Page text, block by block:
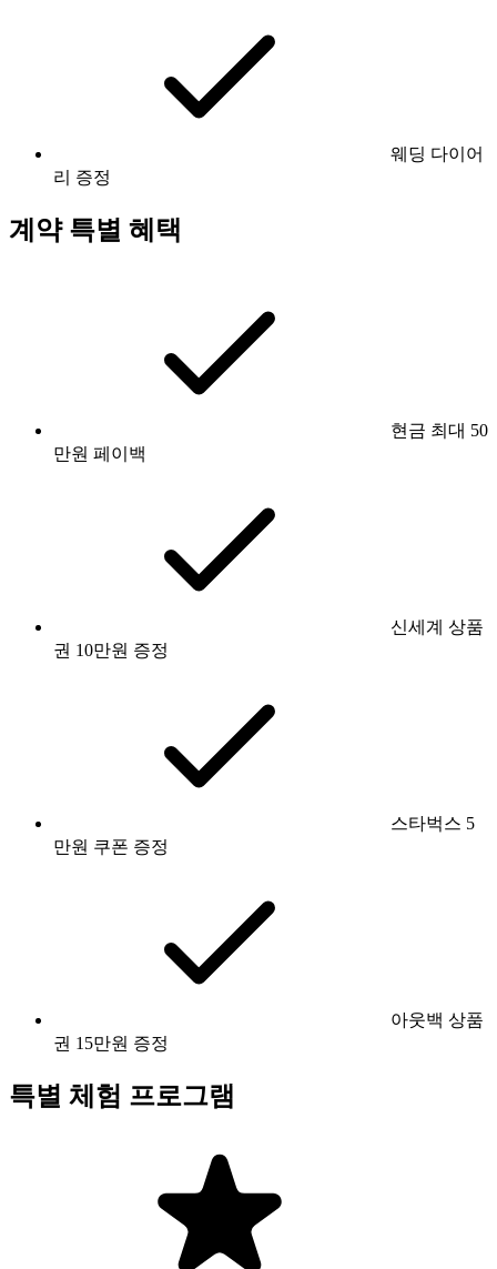
웨딩 다이어
리 증정
계약 특별 혜택
현금 최대 50
만원 페이백
신세계 상품
권 10만원 증정
스타벅스 5
만원 쿠폰 증정
아웃백 상품
권 15만원 증정
특별 체험 프로그램